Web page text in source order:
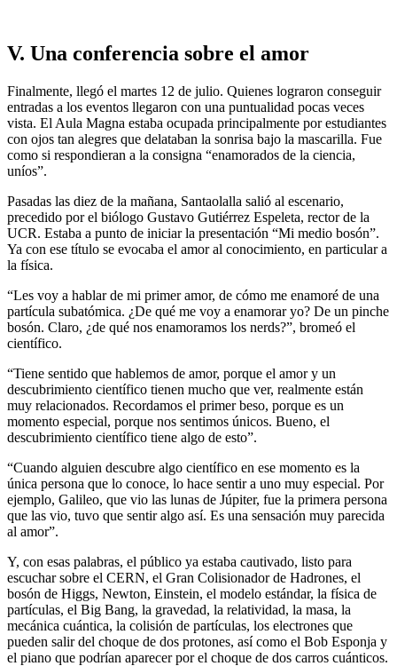
V. Una conferencia sobre el amor
Finalmente, llegó el martes 12 de julio. Quienes lograron conseguir
entradas a los eventos llegaron con una puntualidad pocas veces
vista. El Aula Magna estaba ocupada principalmente por estudiantes
con ojos tan alegres que delataban la sonrisa bajo la mascarilla. Fue
como si respondieran a la consigna “enamorados de la ciencia,
uníos”.
Pasadas las diez de la mañana, Santaolalla salió al escenario,
precedido por el biólogo Gustavo Gutiérrez Espeleta, rector de la
UCR. Estaba a punto de iniciar la presentación “Mi medio bosón”.
Ya con ese título se evocaba el amor al conocimiento, en particular a
la física.
“Les voy a hablar de mi primer amor, de cómo me enamoré de una
partícula subatómica. ¿De qué me voy a enamorar yo? De un pinche
bosón. Claro, ¿de qué nos enamoramos los nerds?”, bromeó el
científico.
“Tiene sentido que hablemos de amor, porque el amor y un
descubrimiento científico tienen mucho que ver, realmente están
muy relacionados. Recordamos el primer beso, porque es un
momento especial, porque nos sentimos únicos. Bueno, el
descubrimiento científico tiene algo de esto”.
“Cuando alguien descubre algo científico en ese momento es la
única persona que lo conoce, lo hace sentir a uno muy especial. Por
ejemplo, Galileo, que vio las lunas de Júpiter, fue la primera persona
que las vio, tuvo que sentir algo así. Es una sensación muy parecida
al amor”.
Y, con esas palabras, el público ya estaba cautivado, listo para
escuchar sobre el CERN, el Gran Colisionador de Hadrones, el
bosón de Higgs, Newton, Einstein, el modelo estándar, la física de
partículas, el Big Bang, la gravedad, la relatividad, la masa, la
mecánica cuántica, la colisión de partículas, los electrones que
pueden salir del choque de dos protones, así como el Bob Esponja y
el piano que podrían aparecer por el choque de dos carros cuánticos.